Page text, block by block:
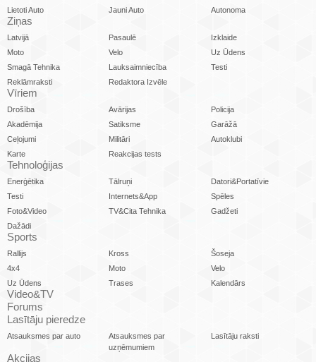
Lietoti Auto Jauni Auto Autonoma
Ziņas
Latvijā Pasaulē
Izklaide
Moto
Velo
Uz Ūdens
Smagā Tehnika
Lauksaimniecība
Testi
Reklāmraksti
Redaktora Izvēle
Vīriem
Drošība Avārijas
Policija
Akadēmija
Satiksme
Garāžā
Ceļojumi
Militāri
Autoklubi
Karte
Reakcijas tests
Tehnoloģijas
Enerģētika Tālruņi
Datori&Portatīvie
Testi
Internets&App
Spēles
Foto&Video
TV&Cita Tehnika
Gadžeti
Dažādi
Sports
Rallijs Kross
Šoseja
4x4
Moto
Velo
Uz Ūdens
Trases Kalendārs
Video&TV
Forums
Lasītāju pieredze
Atsauksmes par auto
Atsauksmes par
uzņēmumiem
Lasītāju raksti
Akcijas